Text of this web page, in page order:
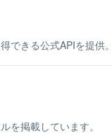
できる公式APIを提供。
を掲載しています。